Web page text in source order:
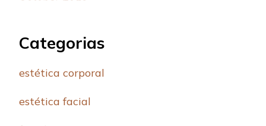
Categorias
estética corporal
estética facial